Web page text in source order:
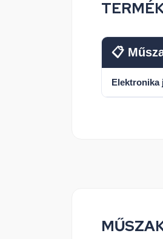
📋
Elektronika